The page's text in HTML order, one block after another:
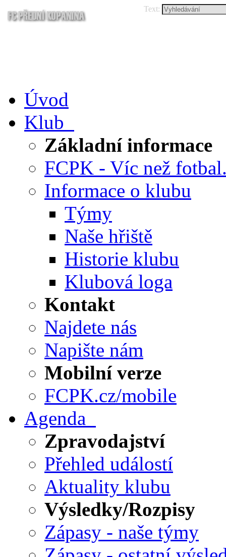
Text:
Úvod
Klub
Základní informace
FCPK - Víc než
Informace o klubu
Týmy
Naše hřiště
Historie klubu
Klubová loga
Kontakt
Najdete nás
Napište nám
Mobilní verze
FCPK.cz/mobile
Agenda
Zpravodajství
Přehled událostí
Aktuality klubu
Výsledky/Rozpisy
Zápasy - naše týmy